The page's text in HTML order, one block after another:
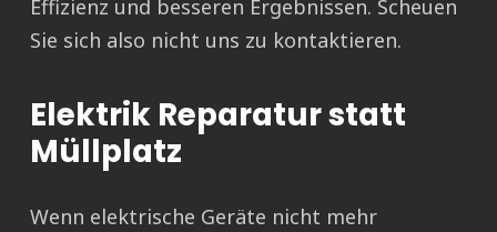
Effizienz und besseren Ergebnissen. Scheuen
Sie sich also nicht uns zu kontaktieren.
Elektrik Reparatur statt
Müllplatz
Wenn elektrische Geräte nicht mehr